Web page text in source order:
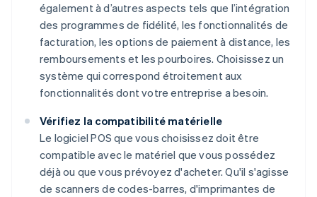
également à d’autres aspects tels que l’intégration
des programmes de fidélité, les fonctionnalités de
facturation, les options de paiement à distance, les
remboursements et les pourboires. Choisissez un
système qui correspond étroitement aux
fonctionnalités dont votre entreprise a besoin.
Vérifiez la compatibilité matérielle
Le logiciel POS que vous choisissez doit être
compatible avec le matériel que vous possédez
déjà ou que vous prévoyez d'acheter. Qu'il s'agisse
de scanners de codes-barres, d'imprimantes de